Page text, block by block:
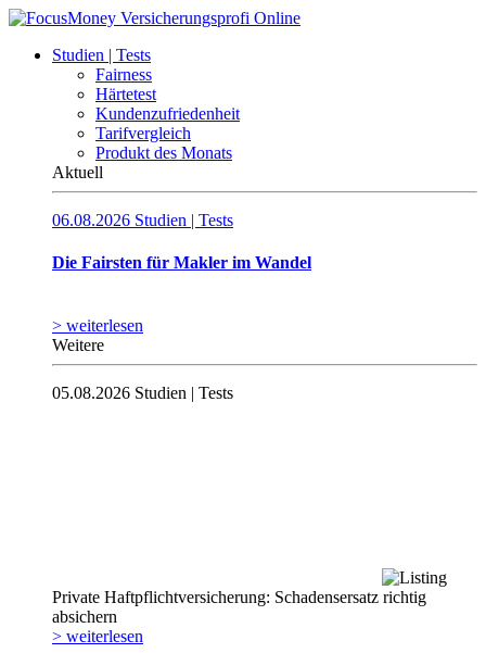
Studien | Tests
Fairness
Härtetest
Kundenzufriedenheit
Tarifvergleich
Produkt des Monats
Aktuell
06.08.2026 Studien | Tests
Die Fairsten für Makler im Wandel
> weiterlesen
Weitere
05.08.2026 Studien | Tests
Private Haftpflicht­versicherung: Schadensersatz richtig
absichern
> weiterlesen